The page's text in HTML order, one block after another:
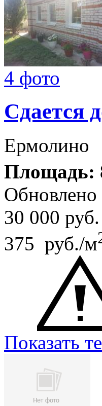
4 фото
Сдается
Ермолино
Площадь:
30 000 руб.
375 руб./м
Показать